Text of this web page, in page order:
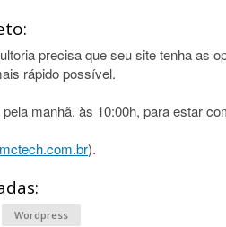
precisa que seu site tenha as
rápido possível.
manhã, às 10:00h, para estar
mctech.com.br).
Wordpress